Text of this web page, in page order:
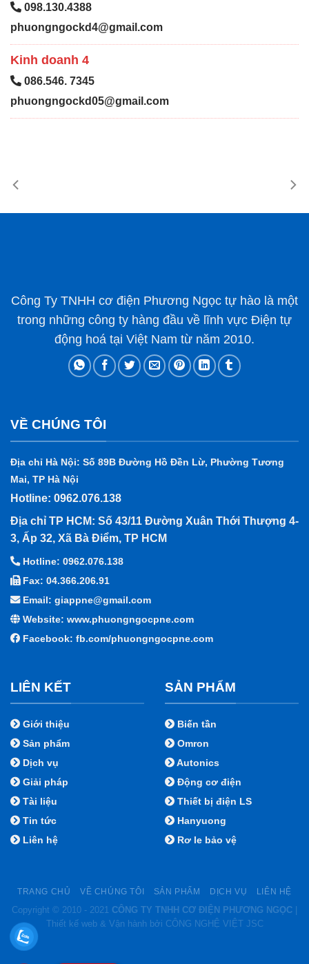
098.130.4388
phuongngockd4@gmail.com
Kinh doanh 4
086.546. 7345
phuongngockd05@gmail.com
Công Ty TNHH cơ điện Phương Ngọc tự hào là một
trong những công ty hàng đầu về lĩnh vực Điện tự
động hoá tại Việt Nam từ năm 2010.
VỀ CHÚNG TÔI
Địa chỉ Hà Nội: Số 89B Đường Hồ Đền Lừ, Phường Tương
Mai, TP Hà Nội
Hotline: 0962.076.138
Địa chỉ TP HCM: Số 43/11 Đường Xuân Thới Thượng 4-
3, Ấp 32, Xã Bà Điểm, TP HCM
Hotline: 0962.076.138
Fax: 04.366.206.91
Email: giappne@gmail.com
Website: www.phuongngocpne.com
Facebook: fb.com/phuongngocpne.com
LIÊN KẾT
Giới thiệu
Sản phẩm
Dịch vụ
Giải pháp
Tài liệu
Tin tức
Liên hệ
SẢN PHẨM
Biến tần
Omron
Autonics
Động cơ điện
Thiết bị điện LS
Hanyuong
Rơ le bảo vệ
TRANG CHỦ VỀ CHÚNG TÔI SẢN PHẨM DỊCH VỤ LIÊN HỆ
Copyright © 2010 - 2021 CÔNG TY TNHH CƠ ĐIỆN PHƯƠNG NGỌC
Thiết kế web & Vận hành bởi CÔNG NGHỆ VIỆT JSC